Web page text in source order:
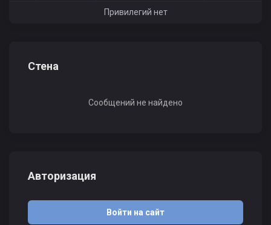
Привилегий нет
Стена
Сообщений не найдено
Авторизация
Войти на сайт